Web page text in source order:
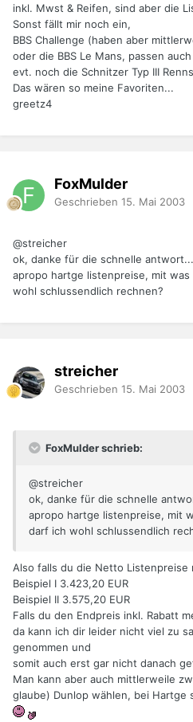
inkl. Mwst & Reifen, sind aber die
Sonst fällt mir noch ein,
BBS Challenge (haben aber
oder die BBS Le Mans, passen
evt. noch die Schnitzer Typ III
Das wären so meine Favoriten...
greetz4
FoxMulder
Geschrieben 15. Mai 2003
@streicher
ok, danke für die schnelle antwort...
apropo hartge listenpreise, mit
wohl schlussendlich rechnen?
streicher
Geschrieben 15. Mai 2003
FoxMulder schrieb:
@streicher
ok, danke für die schnelle
apropo hartge listenpreise, mit
darf ich wohl schlussendlich
Also falls du die Netto Listenpreise
Beispiel I 3.423,20 EUR
Beispiel II 3.575,20 EUR
Falls du den Endpreis inkl. Rabatt
da kann ich dir leider nicht viel zu
genommen und
somit auch erst gar nicht danach
Man kann aber auch mittlerweile
glaube) Dunlop wählen, bei Hartge